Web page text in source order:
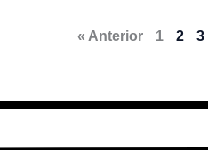
« Anterior 1 2 3